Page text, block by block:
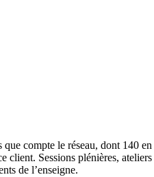
compte le réseau, dont 140
Sessions plénières,
de l’enseigne.